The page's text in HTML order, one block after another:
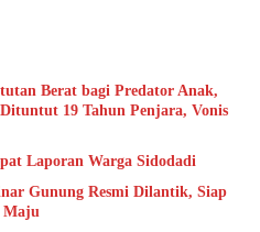
Berat bagi Predator Anak,
19 Tahun Penjara, Vonis
Laporan Warga Sidodadi
Gunung Resmi Dilantik, Siap
Maju